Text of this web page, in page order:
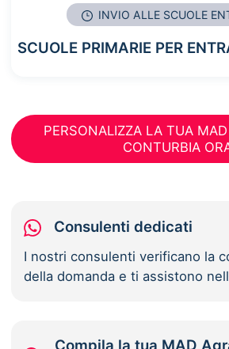
INVIO ALLE SCUOLE
SCUOLE PRIMARIE PER
PERSONALIZZA LA TUA MAD
CONTURBIA
Consulenti dedicati
I nostri consulenti verificano la
della domanda e ti assistono